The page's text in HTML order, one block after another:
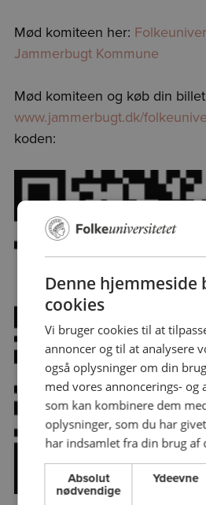
Mød komiteen her:
Jammerbugt Kommune
Mød komiteen og køb din
www.jammerbugt.dk/
koden:
Denne hjemmeside
cookies
Vi bruger cookies til at
annoncer og til at analysere
også oplysninger om din
med vores annoncerings- og
som kan kombinere dem
oplysninger, som du har
har indsamlet fra din brug af
Absolut
nødvendige
Ydeevne